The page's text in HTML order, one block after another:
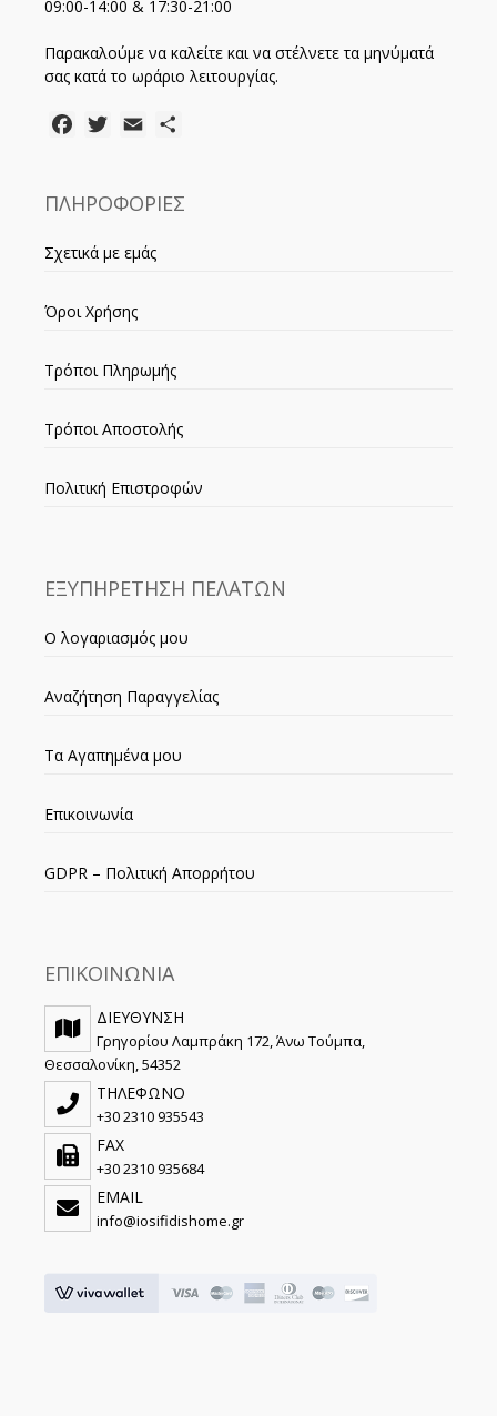
09:00-14:00 & 17:30-21:00
Παρακαλούμε να καλείτε και να στέλνετε τα μηνύματά
σας κατά το ωράριο λειτουργίας.
FacebookTwitter
Email
ΠΛΗΡΟΦΟΡΙΕΣ
Σχετικά με εμάς
Όροι Χρήσης
Τρόποι Πληρωμής
Τρόποι Αποστολής
Πολιτική Επιστροφών
ΕΞΥΠΗΡΕΤΗΣΗ ΠΕΛΑΤΩΝ
Ο λογαριασμός μου
Αναζήτηση Παραγγελίας
Τα Αγαπημένα μου
Επικοινωνία
GDPR – Πολιτική Απορρήτου
ΕΠΙΚΟΙΝΩΝΙΑ
ΔΙΕΥΘΥΝΣΗ
Γρηγορίου Λαμπράκη 172, Άνω Τούμπα,
Θεσσαλονίκη, 54352
ΤΗΛΕΦΩΝΟ
+30 2310 935543
FAX
+30 2310 935684
EMAIL
info@iosifidishome.gr